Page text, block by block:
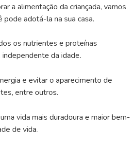
a alimentação da criançada, vamos
adotá-la na sua casa.
os nutrientes e proteínas
da idade.
e evitar o aparecimento de
entre outros.
vida mais duradoura e maior bem-
de vida.